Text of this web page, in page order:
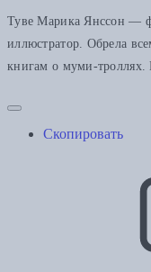
Туве Марика Янссон —
иллюстратор. Обрела
книгам о муми-троллях.
Скопировать